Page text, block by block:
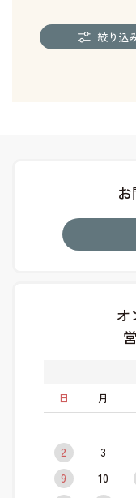
絞り込
オ
日
月
2
3
9
10